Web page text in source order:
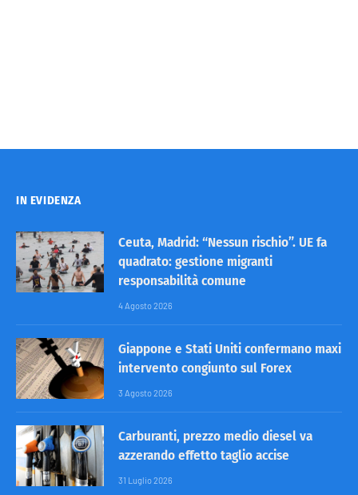
IN EVIDENZA
Ceuta, Madrid: “Nessun rischio”. UE fa
quadrato: gestione migranti
responsabilità comune
4 Agosto 2026
Giappone e Stati Uniti confermano maxi
intervento congiunto sul Forex
3 Agosto 2026
Carburanti, prezzo medio diesel va
azzerando effetto taglio accise
31 Luglio 2026